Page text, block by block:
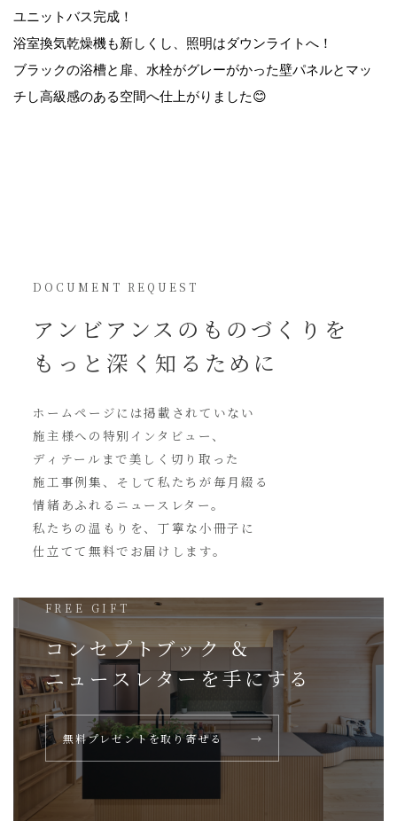
ユニットバス完成！
浴室換気乾燥機も新しくし、照明はダウンライトへ！
ブラックの浴槽と扉、水栓がグレーがかった壁パネルとマッ
チし高級感のある空間へ仕上がりました😊
DOCUMENT REQUEST
アンビアンスの ものづくりを
もっと深く知るために
ホームページには掲載されていない
施主様への特別インタビュー、
ディテールまで美しく切り取った
施工事例集、そして私たちが毎月綴る
情緒あふれるニュースレター。
私たちの温もりを、丁寧な小冊子に
仕立てて無料でお届けします。
FREE GIFT
コンセプトブック ＆
ニュースレターを手にする
無料プレゼントを取り寄せる →